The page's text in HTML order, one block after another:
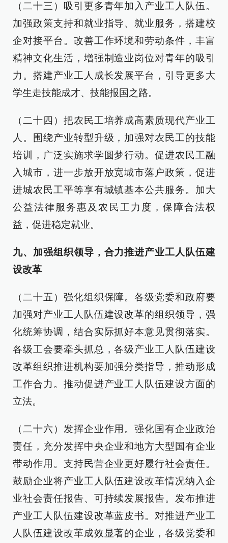
（二十三）吸引更多青年加入产业工人队伍。
加强政策支持和就业指导、就业服务，搭建校
企对接平台。改善工作环境和劳动条件，丰富
精神文化生活，增强制造业岗位对青年的吸引
力。搭建产业工人成长发展平台，引导更多大
学生走技能成才、技能报国之路。
（二十四）把农民工培养成高素质现代产业工
人。围绕产业转型升级，加强对农民工的技能
培训，广泛实施求学圆梦行动。促进农民工融
入城市，进一步放开放宽城市落户政策，促进
进城农民工平等享有城镇基本公共服务。加大
公益法律服务惠及农民工力度，保障合法权
益，促进稳定就业。
九、加强组织领导，合力推进产业工人队伍建
设改革
（二十五）强化组织保障。各级党委和政府要
加强对产业工人队伍建设改革的组织领导，强
化统筹协调，结合实际抓好本意见贯彻落实。
各级工会要牵头抓总，各级产业工人队伍建设
改革组织推进机构要加强分类指导，推动形成
工作合力。推动促进产业工人队伍建设方面的
立法。
（二十六）发挥企业作用。强化国有企业政治
责任，充分发挥中央企业和地方大型国有企业
带动作用。支持民营企业更好履行社会责任。
鼓励企业将产业工人队伍建设改革情况纳入企
业社会责任报告、可持续发展报告。发布推进
产业工人队伍建设改革蓝皮书。对推进产业工
人队伍建设改革成效显著的企业，各级党委和